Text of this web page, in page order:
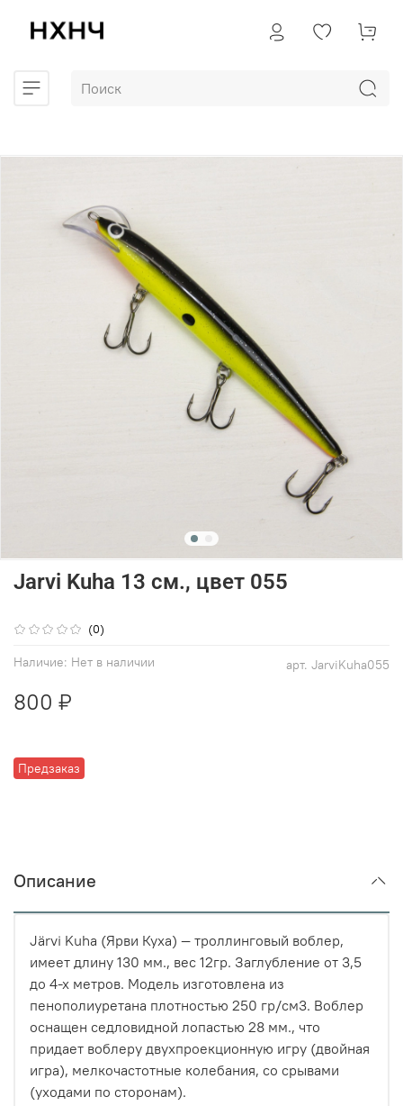
(0)
арт. JarviKuha055
Наличие: Нет в наличии
Предзаказ
Jarvi Kuha 13 см., цвет 055
800 ₽
Описание
Järvi Kuha (Ярви Куха) — троллинговый воблер,
имеет длину 130 мм., вес 12гр. Заглубление от 3,5
до 4-х метров. Модель изготовлена из
пенополиуретана плотностью 250 гр/см3. Воблер
оснащен седловидной лопастью 28 мм., что
придает воблеру двухпроекционную игру (двойная
игра), мелкочастотные колебания, со срывами
(уходами по сторонам).